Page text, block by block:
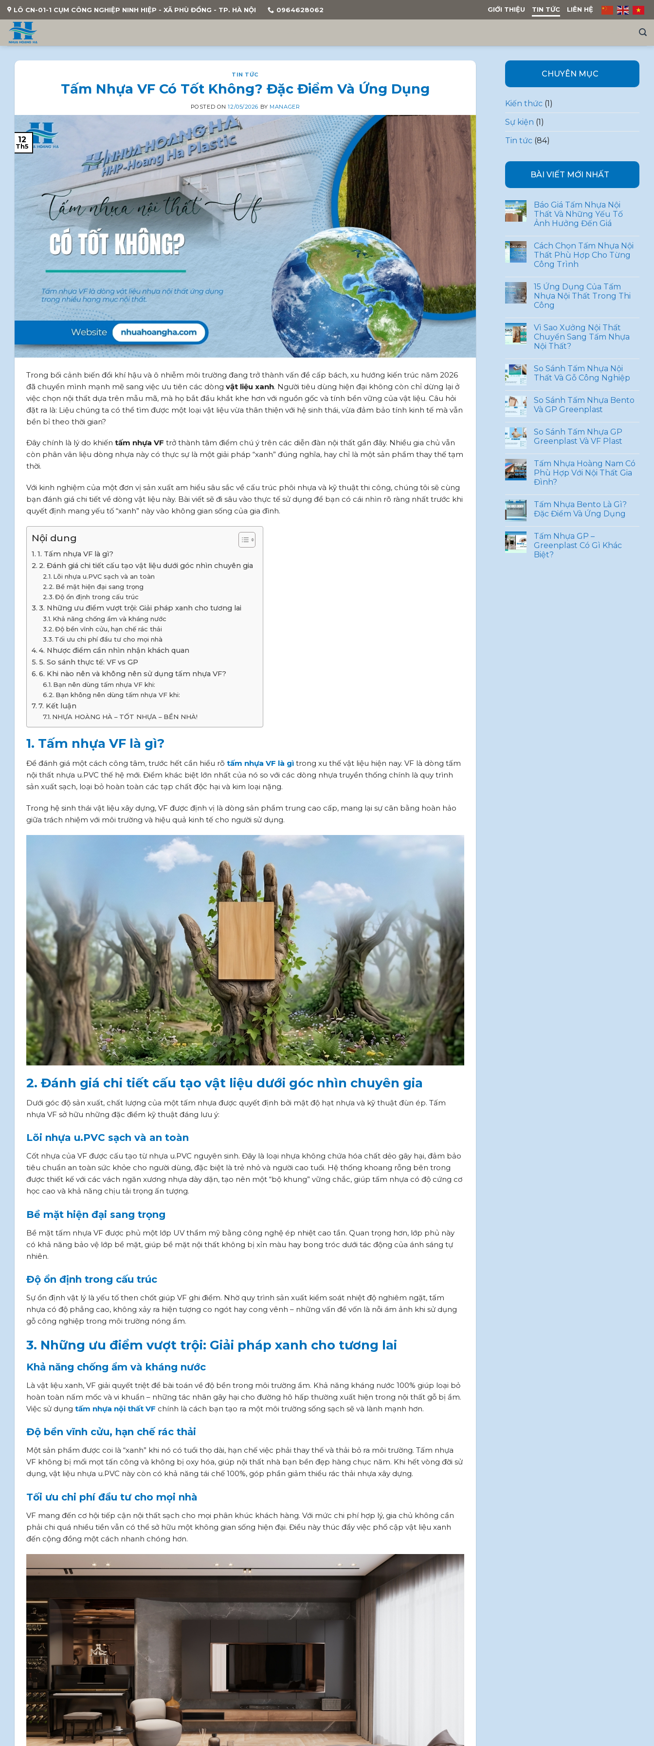
Skip
to
content
LÔ CN-01-1 CỤM CÔNG NGHIỆP NINH HIỆP - XÃ PHÙ ĐỔNG - TP. HÀ NỘI 0964628062 GIỚI THIỆU TIN TỨC LIÊN HỆ
TIN TỨC
Tấm Nhựa VF Có Tốt Không? Đặc Điểm Và Ứng Dụng
POSTED ON12/05/2026 BY MANAGER
12
Th5
Trong bối cảnh biến đổi khí hậu và ô nhiễm môi trường đang trở thành vấn đề cấp bách, xu hướng kiến trúc năm 2026
đã chuyển mình mạnh mẽ sang việc ưu tiên các dòng vật liệu xanh. Người tiêu dùng hiện đại không còn chỉ dừng lại ở
việc chọn nội thất dựa trên mẫu mã, mà họ bắt đầu khắt khe hơn với nguồn gốc và tính bền vững của vật liệu. Câu hỏi
đặt ra là: Liệu chúng ta có thể tìm được một loại vật liệu vừa thân thiện với hệ sinh thái, vừa đảm bảo tính kinh tế mà vẫn
bền bỉ theo thời gian?
Đây chính là lý do khiến tấm nhựa VF trở thành tâm điểm chú ý trên các diễn đàn nội thất gần đây. Nhiều gia chủ vẫn
còn phân vân liệu dòng nhựa này có thực sự là một giải pháp “xanh” đúng nghĩa, hay chỉ là một sản phẩm thay thế tạm
thời.
Với kinh nghiệm của một đơn vị sản xuất am hiểu sâu sắc về cấu trúc phôi nhựa và kỹ thuật thi công, chúng tôi sẽ cùng
bạn đánh giá chi tiết về dòng vật liệu này. Bài viết sẽ đi sâu vào thực tế sử dụng để bạn có cái nhìn rõ ràng nhất trước khi
quyết định mang yếu tố “xanh” này vào không gian sống của gia đình.
Nội dung
1. Tấm nhựa VF là gì?
2. Đánh giá chi tiết cấu tạo vật liệu dưới góc nhìn chuyên gia
Lõi nhựa u.PVC sạch và an toàn
Bề mặt hiện đại sang trọng
Độ ổn định trong cấu trúc
3. Những ưu điểm vượt trội: Giải pháp xanh cho tương lai
Khả năng chống ẩm và kháng nước
Độ bền vĩnh cửu, hạn chế rác thải
Tối ưu chi phí đầu tư cho mọi nhà
4. Nhược điểm cần nhìn nhận khách quan
5. So sánh thực tế: VF vs GP
6. Khi nào nên và không nên sử dụng tấm nhựa VF?
Bạn nên dùng tấm nhựa VF khi:
Bạn không nên dùng tấm nhựa VF khi:
7. Kết luận
NHỰA HOÀNG HÀ – TỐT NHỰA – BỀN NHÀ!
1. Tấm nhựa VF là gì?
Để đánh giá một cách công tâm, trước hết cần hiểu rõ tấm nhựa VF là gì trong xu thế vật liệu hiện nay. VF là dòng tấm
nội thất nhựa u.PVC thế hệ mới. Điểm khác biệt lớn nhất của nó so với các dòng nhựa truyền thống chính là quy trình
sản xuất sạch, loại bỏ hoàn toàn các tạp chất độc hại và kim loại nặng.
Trong hệ sinh thái vật liệu xây dựng, VF được định vị là dòng sản phẩm trung cao cấp, mang lại sự cân bằng hoàn hảo
giữa trách nhiệm với môi trường và hiệu quả kinh tế cho người sử dụng.
2. Đánh giá chi tiết cấu tạo vật liệu dưới góc nhìn chuyên gia
Dưới góc độ sản xuất, chất lượng của một tấm nhựa được quyết định bởi mật độ hạt nhựa và kỹ thuật đùn ép. Tấm
nhựa VF sở hữu những đặc điểm kỹ thuật đáng lưu ý:
Lõi nhựa u.PVC sạch và an toàn
Cốt nhựa của VF được cấu tạo từ nhựa u.PVC nguyên sinh. Đây là loại nhựa không chứa hóa chất dẻo gây hại, đảm bảo
tiêu chuẩn an toàn sức khỏe cho người dùng, đặc biệt là trẻ nhỏ và người cao tuổi. Hệ thống khoang rỗng bên trong
được thiết kế với các vách ngăn xương nhựa dày dặn, tạo nên một “bộ khung” vững chắc, giúp tấm nhựa có độ cứng cơ
học cao và khả năng chịu tải trọng ấn tượng.
Bề mặt hiện đại sang trọng
Bề mặt tấm nhựa VF được phủ một lớp UV thẩm mỹ bằng công nghệ ép nhiệt cao tần. Quan trọng hơn, lớp phủ này
có khả năng bảo vệ lớp bề mặt, giúp bề mặt nội thất không bị xỉn màu hay bong tróc dưới tác động của ánh sáng tự
nhiên.
Độ ổn định trong cấu trúc
Sự ổn định vật lý là yếu tố then chốt giúp VF ghi điểm. Nhờ quy trình sản xuất kiểm soát nhiệt độ nghiêm ngặt, tấm
nhựa có độ phẳng cao, không xảy ra hiện tượng co ngót hay cong vênh – những vấn đề vốn là nỗi ám ảnh khi sử dụng
gỗ công nghiệp trong môi trường nóng ẩm.
3. Những ưu điểm vượt trội: Giải pháp xanh cho tương lai
Khả năng chống ẩm và kháng nước
Là vật liệu xanh, VF giải quyết triệt để bài toán về độ bền trong môi trường ẩm. Khả năng kháng nước 100% giúp loại bỏ
hoàn toàn nấm mốc và vi khuẩn – những tác nhân gây hại cho đường hô hấp thường xuất hiện trong nội thất gỗ bị ẩm.
Việc sử dụng tấm nhựa nội thất VF chính là cách bạn tạo ra một môi trường sống sạch sẽ và lành mạnh hơn.
Độ bền vĩnh cửu, hạn chế rác thải
Một sản phẩm được coi là “xanh” khi nó có tuổi thọ dài, hạn chế việc phải thay thế và thải bỏ ra môi trường. Tấm nhựa
VF không bị mối mọt tấn công và không bị oxy hóa, giúp nội thất nhà bạn bền đẹp hàng chục năm. Khi hết vòng đời sử
dụng, vật liệu nhựa u.PVC này còn có khả năng tái chế 100%, góp phần giảm thiểu rác thải nhựa xây dựng.
Tối ưu chi phí đầu tư cho mọi nhà
VF mang đến cơ hội tiếp cận nội thất sạch cho mọi phân khúc khách hàng. Với mức chi phí hợp lý, gia chủ không cần
phải chi quá nhiều tiền vẫn có thể sở hữu một không gian sống hiện đại. Điều này thúc đẩy việc phổ cập vật liệu xanh
đến cộng đồng một cách nhanh chóng hơn.
CHUYÊN MỤC
Kiến thức (1)
Sự kiện (1)
Tin tức (84)
BÀI VIẾT MỚI NHẤT
Báo Giá Tấm Nhựa Nội
Thất Và Những Yếu Tố
Ảnh Hưởng Đến Giá
Cách Chọn Tấm Nhựa Nội
Thất Phù Hợp Cho Từng
Công Trình
15 Ứng Dụng Của Tấm
Nhựa Nội Thất Trong Thi
Công
Vì Sao Xưởng Nội Thất
Chuyển Sang Tấm Nhựa
Nội Thất?
So Sánh Tấm Nhựa Nội
Thất Và Gỗ Công Nghiệp
So Sánh Tấm Nhựa Bento
Và GP Greenplast
So Sánh Tấm Nhựa GP
Greenplast Và VF Plast
Tấm Nhựa Hoàng Nam Có
Phù Hợp Với Nội Thất Gia
Đình?
Tấm Nhựa Bento Là Gì?
Đặc Điểm Và Ứng Dụng
Tấm Nhựa GP –
Greenplast Có Gì Khác
Biệt?